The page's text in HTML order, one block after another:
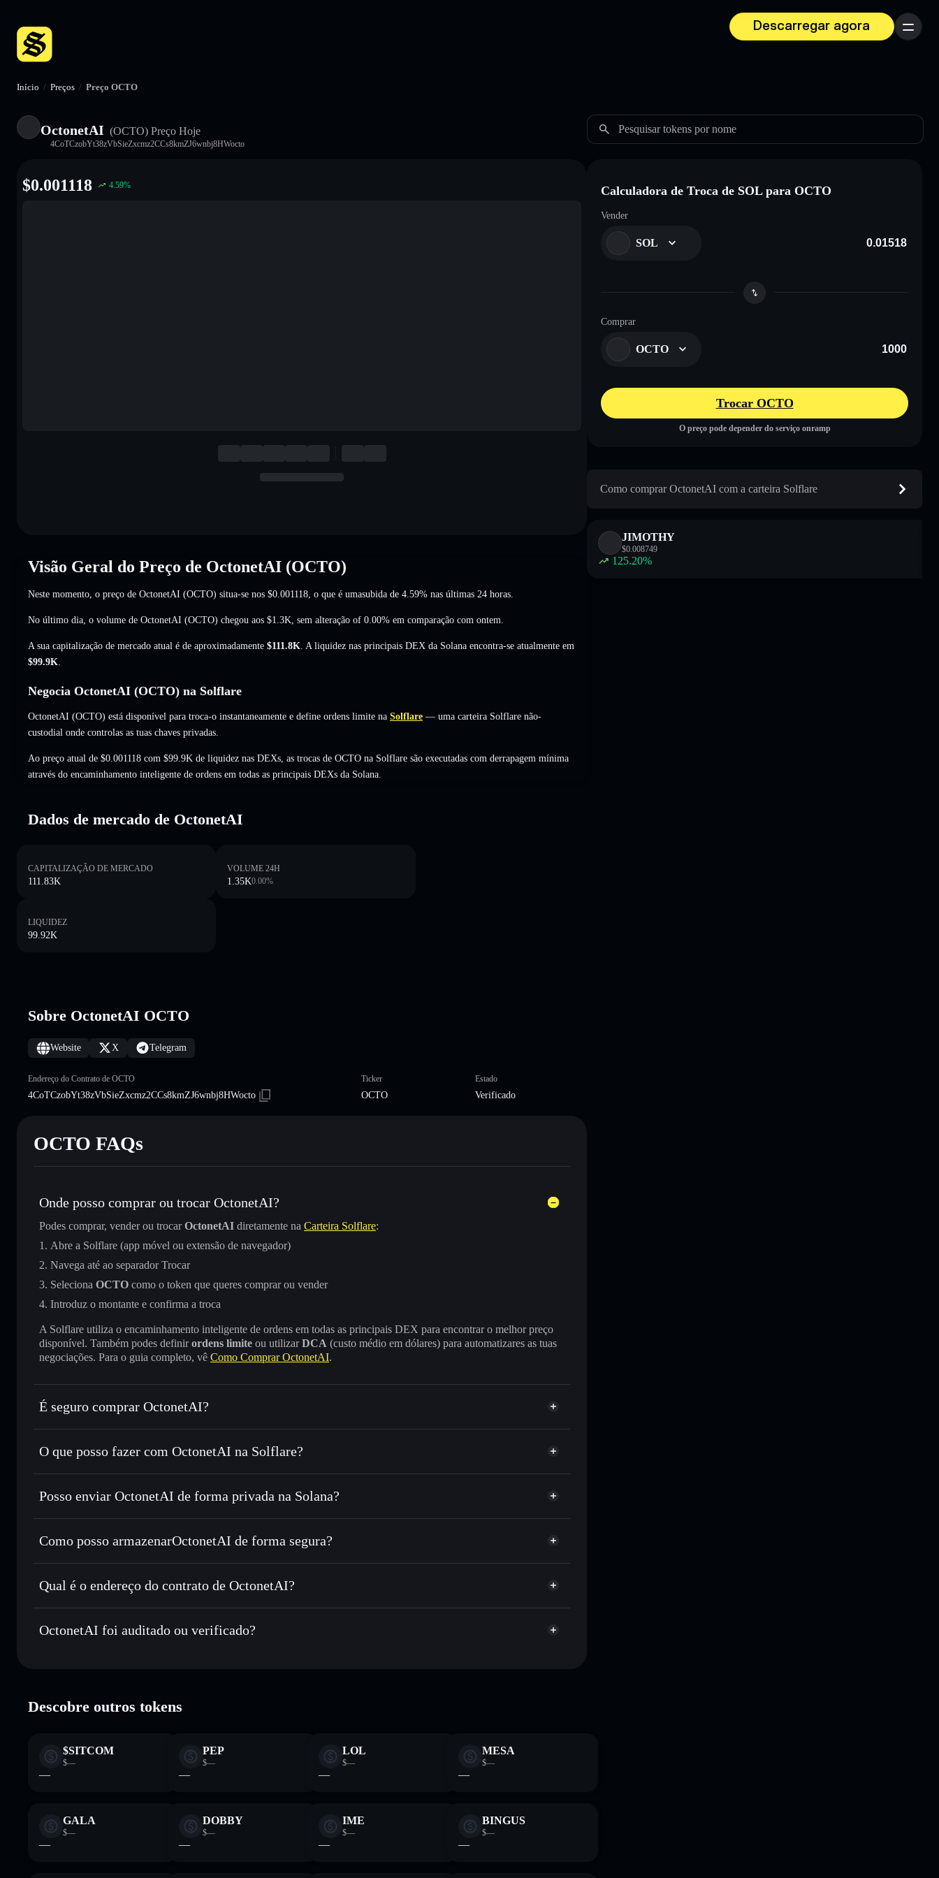
Descarregar agora
Menu
Início / Preços / Preço OCTO
OctonetAI (OCTO) Preço Hoje
4CoTCzobYt38zVbSieZxcmz2CCs8kmZJ6wnbj8HWocto
Pesquisar tokens por nome
$0.001118 4.59%
Visão Geral do Preço de OctonetAI (OCTO)
Neste momento, o preço de OctonetAI (OCTO) situa-se nos $0.001118 , o que é umasubida de 4.59% nas últimas 24 horas.
No último dia, o volume de OctonetAI (OCTO) chegou aos $1.3K sem alteração of 0.00% em comparação com ontem.
A sua capitalização de mercado atual é de aproximadamente $111.8K . A liquidez nas principais DEX da Solana encontra-se atualmente em
$99.9K
Negocia OctonetAI (OCTO) na Solflare
OctonetAI (OCTO) está disponível para troca-o instantaneamente e define ordens limite na Solflare — uma carteira Solflare não-
custodial onde controlas as tuas chaves privadas.
Ao preço atual de $0.001118 com $99.9K de liquidez nas DEXs, as trocas de OCTO na Solflare são executadas com derrapagem mínima
através do encaminhamento inteligente de ordens em todas as principais DEXs da Solana.
Dados de mercado de OctonetAI
CAPITALIZAÇÃO DE MERCADO
111.83K
VOLUME 24H
1.35K0.00%
LIQUIDEZ
99.92K
Sobre OctonetAI OCTO
Website X Telegram
Endereço do Contrato de OCTO
4CoTCzobYt38zVbSieZxcmz2CCs8kmZJ6wnbj8HWocto
Ticker
OCTO
Estado
Verificado
OCTO FAQs
Onde posso comprar ou trocar OctonetAI?
Podes comprar, vender ou trocarOctonetAI diretamente na Carteira Solflare:
Abre a Solflare (app móvel ou extensão de navegador)
Navega até ao separador Trocar
Seleciona OCTO como o token que queres comprar ou vender
Introduz o montante e confirma a troca
A Solflare utiliza o encaminhamento inteligente de ordens em todas as principais DEX para encontrar o melhor preço
disponível. Também podes definirordens limite ou utilizarDCA (custo médio em dólares) para automatizares as tuas
negociações. Para o guia completo, vê Como Comprar OctonetAI.
É seguro comprar OctonetAI?
OctonetAI token verificado
O que posso fazer com OctonetAI na Solflare?
OctonetAI
Carteira Solflare
Trocar instantaneamente— trocar OCTO por SOL, USDC ou milhares de outros tokens Solana com
Utilizar DCA— investir de forma faseada ao longo do tempo em OCTO
Enviar de forma privada— transferir OCTO sem associar publicamente as carteiras usando o Agregador de
Privacidade integrado da Solflare
Posso enviar OctonetAI de forma privada na Solana?
Carteira Solflare
Agregador de Privacidade
Como posso armazenarOctonetAI de forma segura?
OctonetAI carteira não-custodial Solflare
Qual é o endereço do contrato de OctonetAI?
OctonetAI
4CoTCzobYt38zVbSieZxcmz2CCs8kmZJ6wnbj8HWocto
OctonetAI foi auditado ou verificado?
Descobre outros tokens
$SITCOM
$—
—
PEP
$—
—
LOL
$—
—
MESA
$—
—
GALA
$—
—
DOBBY
$—
—
IME
$—
—
BINGUS
$—
—
Calculadora de Troca de SOL para OCTO
Vender
SOL
Comprar
OCTO
Trocar OCTO
O preço pode depender do serviço onramp
Como comprar OctonetAI com a carteira Solflare
JIMOTHY
$0.008749
125.20%